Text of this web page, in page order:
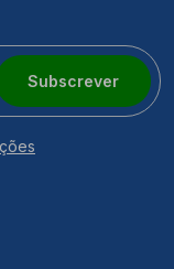
Subscrever